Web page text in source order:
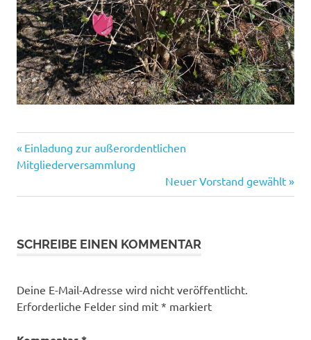
Beitragsnavigation
Vorheriger
Beitrag:
Einladung zur außerordentlichen
Mitgliederversammlung
Nächster
Beitrag:
Neuer Vorstand gewählt
SCHREIBE EINEN KOMMENTAR
Deine E-Mail-Adresse wird nicht veröffentlicht.
Erforderliche Felder sind mit * markiert